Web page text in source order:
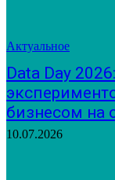
Актуальное
Data Day
бизнесом на
10.07.2026